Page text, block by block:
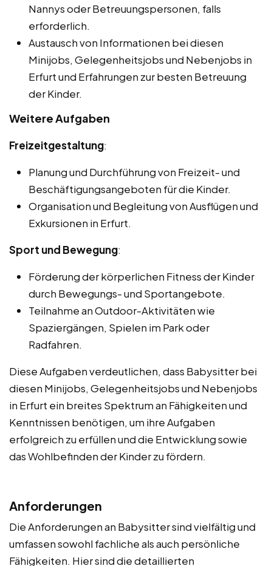
Nannys oder Betreuungspersonen, falls
erforderlich.
Austausch von Informationen bei diesen
Minijobs, Gelegenheitsjobs und Nebenjobs in
Erfurt und Erfahrungen zur besten Betreuung
der Kinder.
Weitere Aufgaben
Freizeitgestaltung:
Planung und Durchführung von Freizeit- und
Beschäftigungsangeboten für die Kinder.
Organisation und Begleitung von Ausflügen und
Exkursionen in Erfurt.
Sport und Bewegung:
Förderung der körperlichen Fitness der Kinder
durch Bewegungs- und Sportangebote.
Teilnahme an Outdoor-Aktivitäten wie
Spaziergängen, Spielen im Park oder
Radfahren.
Diese Aufgaben verdeutlichen, dass Babysitter bei
diesen Minijobs, Gelegenheitsjobs und Nebenjobs
in Erfurt ein breites Spektrum an Fähigkeiten und
Kenntnissen benötigen, um ihre Aufgaben
erfolgreich zu erfüllen und die Entwicklung sowie
das Wohlbefinden der Kinder zu fördern.
Anforderungen
Die Anforderungen an Babysitter sind vielfältig und
umfassen sowohl fachliche als auch persönliche
Fähigkeiten. Hier sind die detaillierten